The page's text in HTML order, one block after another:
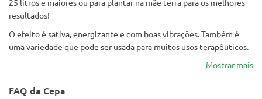
25 litros e maiores ou para plantar na mãe terra para os melhores
resultados!
O efeito é sativa, energizante e com boas vibrações. Também é
uma variedade que pode ser usada para muitos usos terapêuticos.
Mostrar mais
FAQ da Cepa